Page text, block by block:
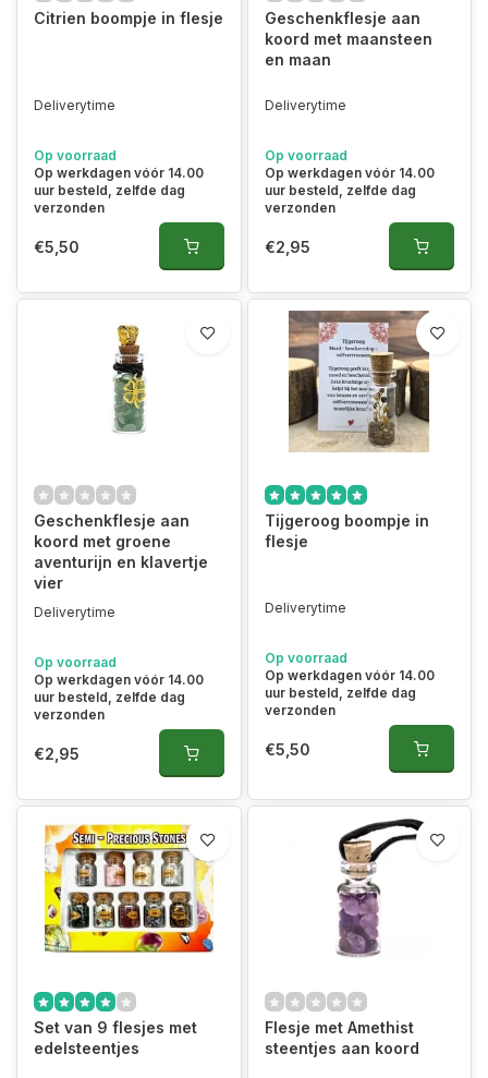
Citrien boompje in flesje
Deliverytime
Op voorraad
Op werkdagen vóór 14.00
uur besteld, zelfde dag
verzonden
€5,50
Geschenkflesje aan
koord met maansteen
en maan
Deliverytime
Op voorraad
Op werkdagen vóór 14.00
uur besteld, zelfde dag
verzonden
€2,95
Geschenkflesje aan
koord met groene
aventurijn en klavertje
vier
Deliverytime
Op voorraad
Op werkdagen vóór 14.00
uur besteld, zelfde dag
verzonden
€2,95
Tijgeroog boompje in
flesje
Deliverytime
Op voorraad
Op werkdagen vóór 14.00
uur besteld, zelfde dag
verzonden
€5,50
Set van 9 flesjes met
edelsteentjes
Flesje met Amethist
steentjes aan koord